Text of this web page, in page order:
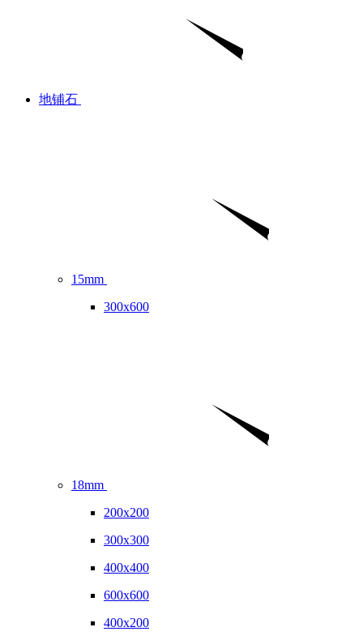
地铺石
15mm
300x600
18mm
200x200
300x300
400x400
600x600
400x200